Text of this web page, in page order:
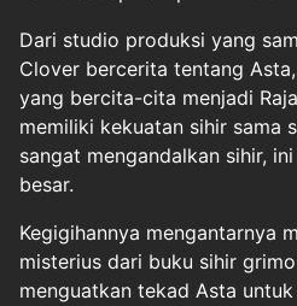
Dari studio produksi yang
Clover bercerita tentang
yang bercita-cita menjadi
memiliki kekuatan sihir sama
sangat mengandalkan sihir,
besar.
Kegigihannya mengantarnya
misterius dari buku sihir
menguatkan tekad Asta